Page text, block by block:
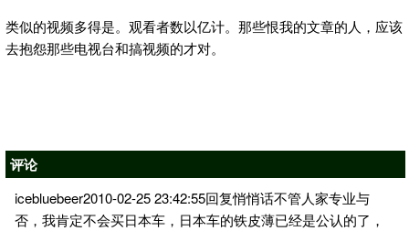
类似的视频多得是。观看者数以亿计。那些恨我的文章的人，应该
去抱怨那些电视台和搞视频的才对。
评论
icebluebeer2010-02-25 23:42:55回复悄悄话不管人家专业与
否，我肯定不会买日本车，日本车的铁皮薄已经是公认的了，